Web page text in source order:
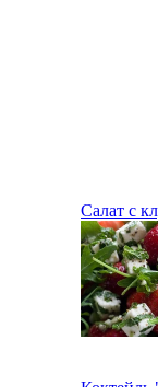
Салат с